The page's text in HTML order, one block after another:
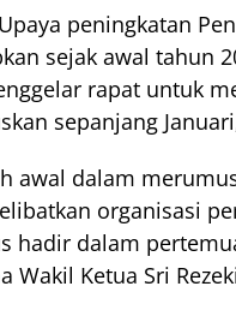
peningkatan
sejak awal tahun
rapat untuk
sepanjang
awal dalam
organisasi
hadir dalam
Wakil Ketua Sri